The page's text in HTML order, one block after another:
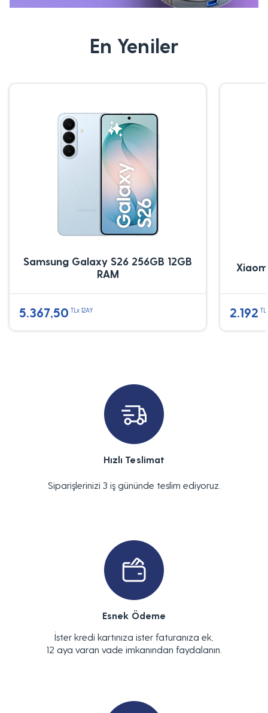
En Yeniler
Samsung Galaxy S26 256GB 12GB
RAM
5.367,50 TLx 12AY 2.192
Hızlı Teslimat
Siparişlerinizi 3 iş gününde teslim ediyoruz.
Esnek Ödeme
İster kredi kartınıza ister faturanıza ek,
12 aya varan vade imkanından faydalanın.